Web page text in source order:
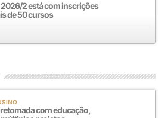
2 está com inscrições
de 50 cursos
com educação,